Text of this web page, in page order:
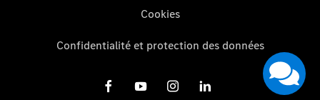
Cookies
Confidentialité et protection des données